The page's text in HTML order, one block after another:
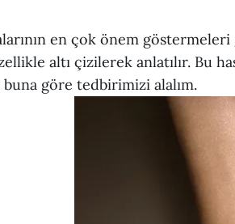
en çok önem göstermeleri
altı çizilerek anlatılır. Bu
göre tedbirimizi alalım.